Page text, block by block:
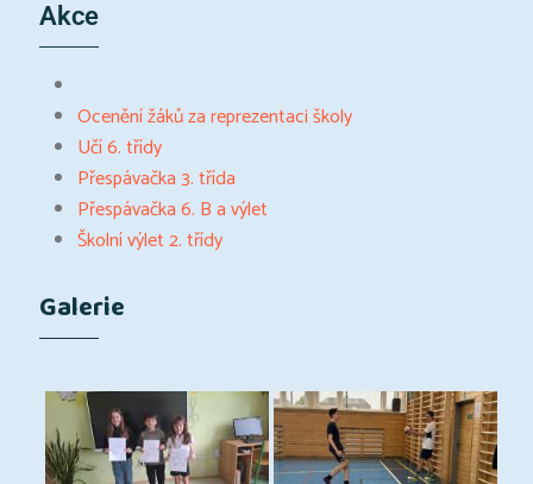
Akce
Ocenění žáků za reprezentaci školy
Učí 6. třídy
Přespávačka 3. třída
Přespávačka 6. B a výlet
Školní výlet 2. třídy
Galerie